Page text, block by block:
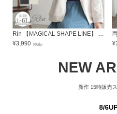
Rin 【MAGICAL SHAPE LINE】 切り替えで叶える! 魔法の着やせ すっきり見せてゆったり着られる 裏ベロア 高見え ジップカーデ 裏起毛 あったか | 大きいサイズの通販ならハッピーマリリン
¥3,990 （税込）
¥
NEW
新作 15時販売
8/